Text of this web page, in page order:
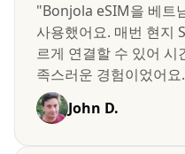
"Bonjola eSIM을 베트
사용했어요. 매번 현지
르게 연결할 수 있어
족스러운 경험이었어요
John D.